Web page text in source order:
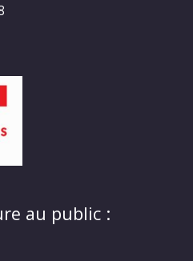
au public :